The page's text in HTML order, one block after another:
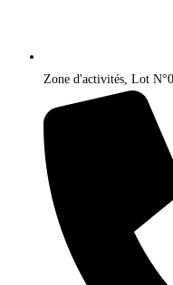
Zone d'activités, Lot